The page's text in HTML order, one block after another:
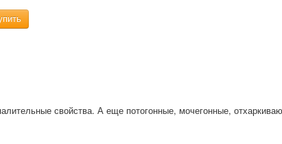
свойства. А еще потогонные, мочегонные,